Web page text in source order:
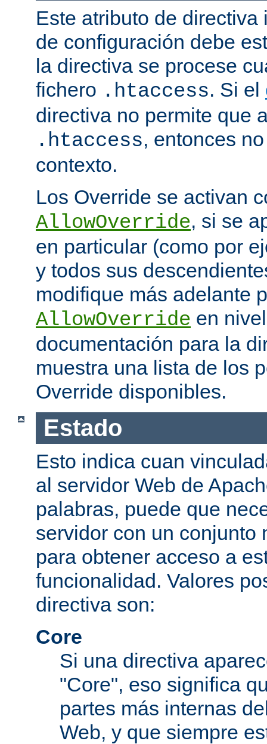
Este atributo de
de configuración debe
la directiva se procese
fichero .htaccess. Si el
directiva no permite que
.htaccess, entonces
contexto.
Los Override se activan
AllowOverride, si se
en particular (como por
y todos sus
modifique más adelante
AllowOverride en
documentación para la
muestra una lista de los
Override disponibles.
Estado
Esto indica cuan
al servidor Web de
palabras, puede que
servidor con un conjunto
para obtener acceso a
funcionalidad. Valores
directiva son:
Core
Si una directiva
"Core", eso significa
partes más internas
Web, y que siempre